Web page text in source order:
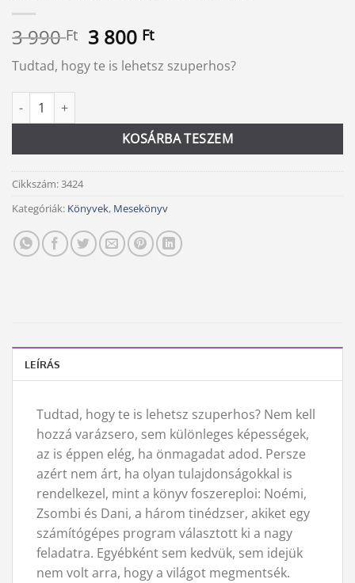
3 990Ft Original
price
was:
3 800 FtCurrent
is:
Tudtad, hogy te is lehetsz szuperhos?
A gémer, a vlogger és a sztár mennyiség
KOSÁRBA TESZEM
Alternative:
Cikkszám:3424
Kategóriák: Könyvek, Mesekönyv
LEÍRÁS
Tudtad, hogy te is lehetsz szuperhos? Nem kell
hozzá varázsero, sem különleges képességek,
az is éppen elég, ha önmagadat adod. Persze
azért nem árt, ha olyan tulajdonságokkal is
rendelkezel, mint a könyv foszereploi: Noémi,
Zsombi és Dani, a három tinédzser, akiket egy
számítógépes program választott ki a nagy
feladatra. Egyébként sem kedvük, sem idejük
nem volt arra, hogy a világot megmentsék.